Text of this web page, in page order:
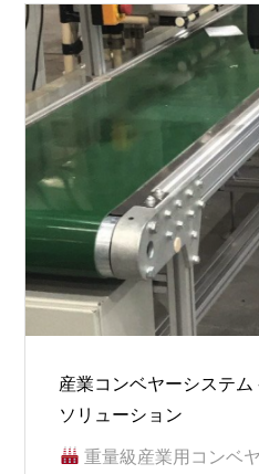
産業コンベヤーシステ
ソリューション
重量級産業用コンベ